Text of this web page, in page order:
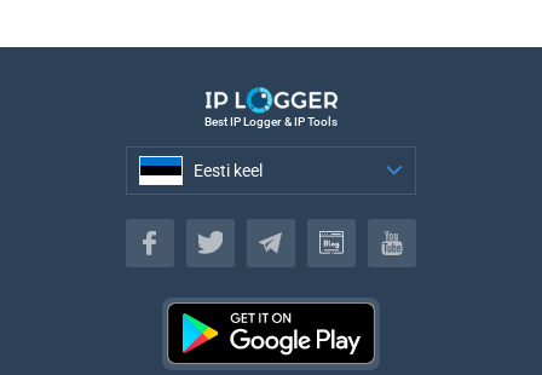
Best IP Logger & IP Tools
Eesti keel
Eesti keel